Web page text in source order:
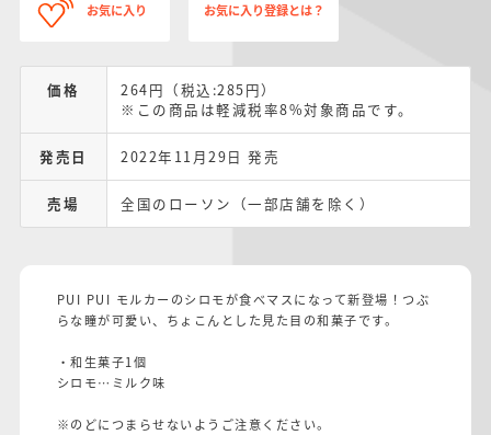
お気に入り お気に入り登録とは？
価格
264円（税込:285円）
※この商品は軽減税率8%対象商品です。
発売日 2022年11月29日 発売
売場 全国のローソン（一部店舗を除く）
PUI PUI モルカーのシロモが食べマスになって新登場！つぶ
らな瞳が可愛い、ちょこんとした見た目の和菓子です。
・和生菓子1個
シロモ…ミルク味
※のどにつまらせないようご注意ください。